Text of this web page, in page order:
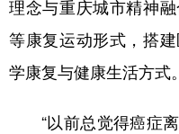
理念与重庆城市精神
等康复运动形式，搭
学康复与健康生活方式。
“以前总觉得癌症离